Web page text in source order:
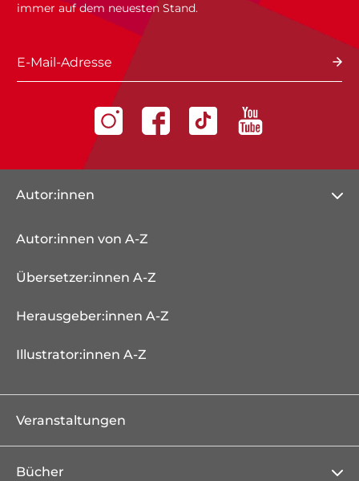
immer auf dem neuesten Stand.
E-Mail-Adresse
Autor:innen
Autor:innen von A-Z
Übersetzer:innen A-Z
Herausgeber:innen A-Z
Illustrator:innen A-Z
Veranstaltungen
Bücher